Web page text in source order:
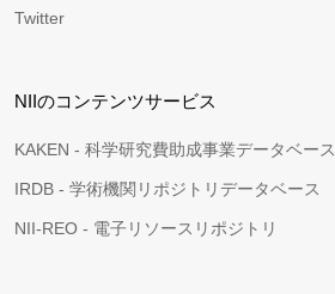
Twitter
NIIのコンテンツサービス
KAKEN - 科学研究費助成事業データベース
IRDB - 学術機関リポジトリデータベース
NII-REO - 電子リソースリポジトリ